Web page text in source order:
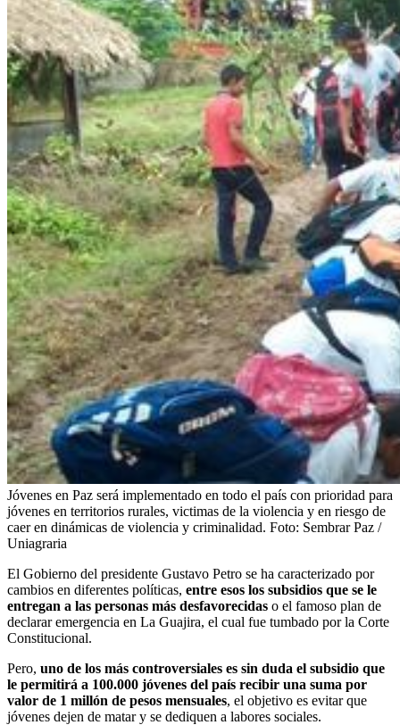
Jóvenes en Paz será implementado en todo el país con prioridad para
jóvenes en territorios rurales, victimas de la violencia y en riesgo de
caer en dinámicas de violencia y criminalidad. Foto: Sembrar Paz /
Uniagraria
El Gobierno del presidente Gustavo Petro se ha caracterizado por
cambios en diferentes políticas, entre esos los subsidios que se le
entregan a las personas más desfavorecidas o el famoso plan de
declarar emergencia en La Guajira, el cual fue tumbado por la Corte
Constitucional.
Pero, uno de los más controversiales es sin duda el subsidio que
le permitirá a 100.000 jóvenes del país recibir una suma por
valor de 1 millón de pesos mensuales, el objetivo es evitar que
jóvenes dejen de matar y se dediquen a labores sociales.